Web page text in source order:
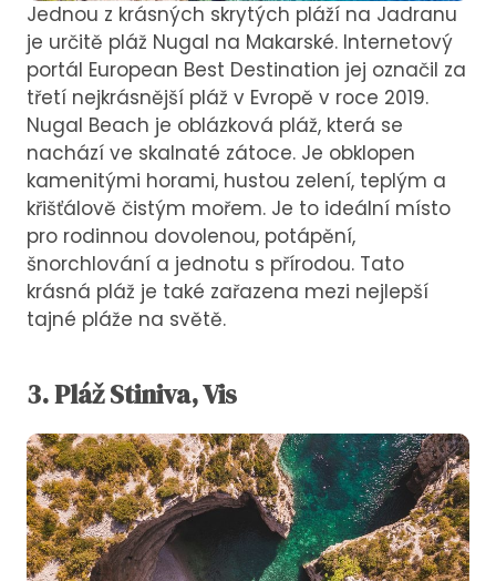
Jednou z krásných skrytých pláží na Jadranu
je určitě pláž Nugal na Makarské. Internetový
portál European Best Destination jej označil za
třetí nejkrásnější pláž v Evropě v roce 2019.
Nugal Beach je oblázková pláž, která se
nachází ve skalnaté zátoce. Je obklopen
kamenitými horami, hustou zelení, teplým a
křišťálově čistým mořem. Je to ideální místo
pro rodinnou dovolenou, potápění,
šnorchlování a jednotu s přírodou. Tato
krásná pláž je také zařazena mezi nejlepší
tajné pláže na světě.
3.PlážStiniva, Vis